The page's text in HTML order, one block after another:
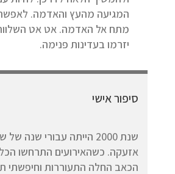
המגיעה מהעץ והאדמה.
מתח אל האדמה. אט אט השלווה
יזרמו בעדינות פנימה.
סיפור אישי
שנת 2000 הייתה עבורי שנה
אזעקה. כשהאירועים התרחשו
הכאב החלה התעוררות וחיפשתי